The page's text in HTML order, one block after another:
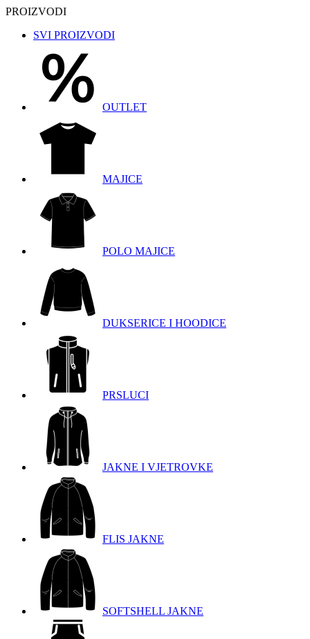
PROIZVODI
SVI PROIZVODI
OUTLET
MAJICE
POLO MAJICE
DUKSERICE I HOODICE
PRSLUCI
JAKNE I VJETROVKE
FLIS JAKNE
SOFTSHELL JAKNE